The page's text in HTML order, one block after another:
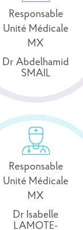
Responsable
Unité Médicale
MX
Dr Abdelhamid
SMAIL
Responsable
Unité Médicale
MX
Dr Isabelle
LAMOTE-